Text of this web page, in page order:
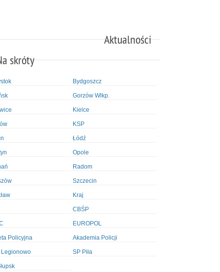
Aktualności
skróty
Bydgoszcz
Gorzów Wlkp.
Kielce
KSP
Łódź
Opole
Radom
Szczecin
Kraj
CBŚP
EUROPOL
Policyjna Akademia Policji
Legionowo SP Piła